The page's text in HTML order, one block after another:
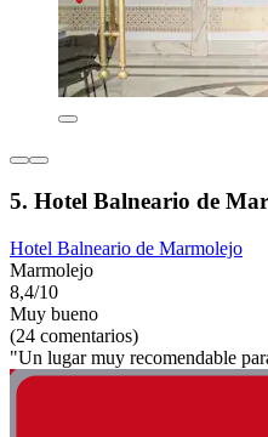
5. Hotel Balneario de
Hotel Balneario de Marmolejo
Marmolejo
8,4/10
Muy bueno
(24 comentarios)
"Un lugar muy recomendable